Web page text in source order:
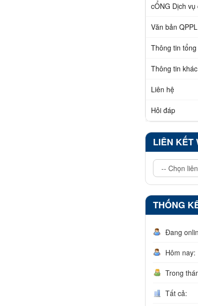
cỔNG Dịch vụ
Văn bản
Thông tin
Thông tin khác
Liên hệ
Hỏi đáp
LIÊN KẾT
THỐNG
Đang
Hôm nay:
Trong
Tất cả: